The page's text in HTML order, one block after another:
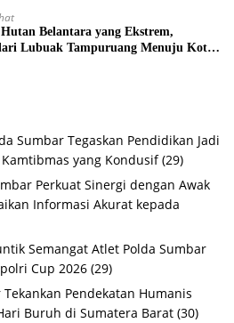
Belantara yang Ekstrem,
Lubuak Tampuruang Menuju Koto
Sumbar Tegaskan Pendidikan Jadi
yang Kondusif (29)
Perkuat Sinergi dengan Awak
Informasi Akurat kepada
Semangat Atlet Polda Sumbar
Cup 2026 (29)
Pendekatan Humanis
Buruh di Sumatera Barat (30)